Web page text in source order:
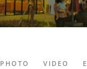
PHOTO VIDEO